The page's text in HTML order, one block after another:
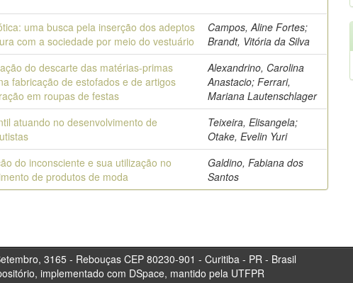
uma busca pela inserção dos adeptos
com a sociedade por meio do vestuário
Campos, Aline Fortes;
Brandt, Vitória da Silva
do descarte das matérias-primas
fabricação de estofados e de artigos
em roupas de festas
Alexandrino, Carolina
Anastacio; Ferrari,
Mariana Lautenschlager
atuando no desenvolvimento de
Teixeira, Elisangela;
Otake, Evelin Yuri
do inconsciente e sua utilização no
de produtos de moda
Galdino, Fabiana dos
Santos
3165 - Rebouças CEP 80230-901 - Curitiba - PR -
implementado com DSpace, mantido pela UTFPR